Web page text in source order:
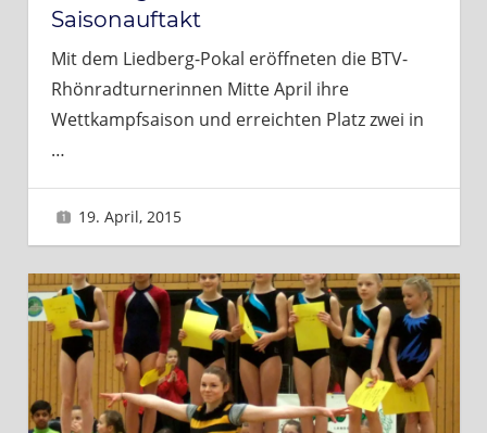
Saisonauftakt
Mit dem Liedberg-Pokal eröffneten die BTV-
Rhönradturnerinnen Mitte April ihre
Wettkampfsaison und erreichten Platz zwei in
…
19. April, 2015